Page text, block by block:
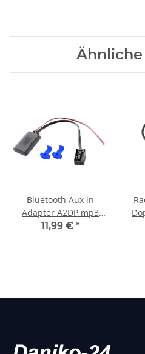
Bluetooth Aux in
Adapter A2DP mp3
musik stream passend
11,99 € *